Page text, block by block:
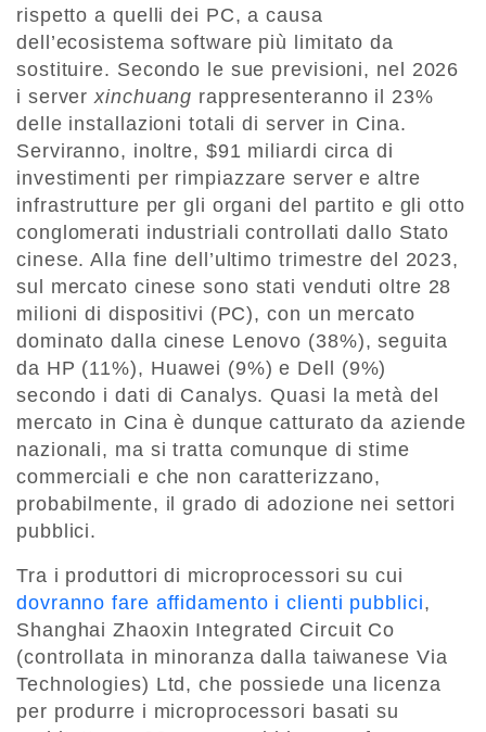
rispetto a quelli dei PC, a causa
dell’ecosistema software più limitato da
sostituire. Secondo le sue previsioni, nel 2026
i serverxinchuang rappresenteranno il 23%
delle installazioni totali di server in Cina.
Serviranno, inoltre, $91 miliardi circa di
investimenti per rimpiazzare server e altre
infrastrutture per gli organi del partito e gli otto
conglomerati industriali controllati dallo Stato
cinese. Alla fine dell’ultimo trimestre del 2023,
sul mercato cinese sono stati venduti oltre 28
milioni di dispositivi (PC), con un mercato
dominato dalla cinese Lenovo (38%), seguita
da HP (11%), Huawei (9%) e Dell (9%)
secondo i dati di Canalys. Quasi la metà del
mercato in Cina è dunque catturato da aziende
nazionali, ma si tratta comunque di stime
commerciali e che non caratterizzano,
probabilmente, il grado di adozione nei settori
pubblici.
Tra i produttori di microprocessori su cui
dovranno fare affidamento i clienti pubblici,
Shanghai Zhaoxin Integrated Circuit Co
(controllata in minoranza dalla taiwanese Via
Technologies) Ltd, che possiede una licenza
per produrre i microprocessori basati su